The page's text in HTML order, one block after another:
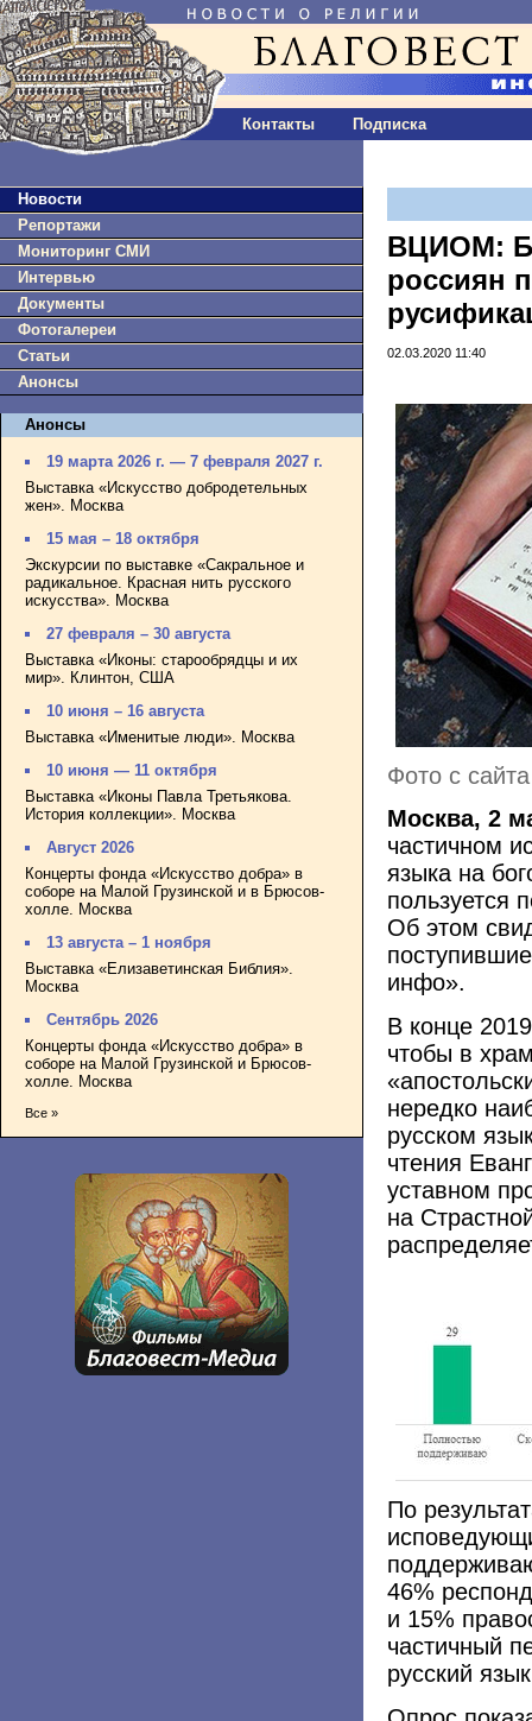
Контакты Подписка
Новости
Репортажи
Мониторинг СМИ
Интервью
Документы
Фотогалереи
Статьи
Анонсы
Анонсы
19 марта 2026 г. — 7 февраля 2027 г.
Выставка «Искусство добродетельных
жен». Москва
15 мая – 18 октября
Экскурсии по выставке «Сакральное и
радикальное. Красная нить русского
искусства». Москва
27 февраля – 30 августа
Выставка «Иконы: старообрядцы и их
мир». Клинтон, США
10 июня – 16 августа
Выставка «Именитые люди». Москва
10 июня — 11 октября
Выставка «Иконы Павла Третьякова.
История коллекции». Москва
Август 2026
Концерты фонда «Искусство добра» в
соборе на Малой Грузинской и в Брюсов-
холле. Москва
13 августа – 1 ноября
Выставка «Елизаветинская Библия».
Москва
Сентябрь 2026
Концерты фонда «Искусство добра» в
соборе на Малой Грузинской и Брюсов-
холле. Москва
Все »
ВЦИОМ:
россиян
02.03.2020 11:40
Фото с
Москва, 2
частичном
языка на
пользуется
Об этом
инфо».
В конце
чтобы в
нередко
русском
чтения
уставном
на
По
46%
и 15%
частичный
русский